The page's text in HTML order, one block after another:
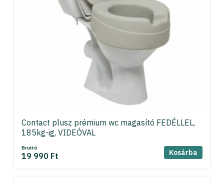
Contact plusz prémium wc magasító FEDÉLLEL,
185kg-ig, VIDEÓVAL
Bruttó
19 990 Ft Kosárba